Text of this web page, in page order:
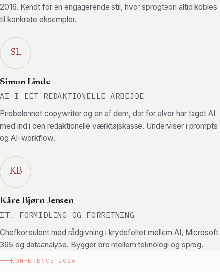
2016. Kendt for en engagerende stil, hvor sprogteori altid kobles
til konkrete eksempler.
SL
Simon Linde
AI I DET REDAKTIONELLE ARBEJDE
Prisbelønnet copywriter og en af dem, der for alvor har taget AI
med ind i den redaktionelle værktøjskasse. Underviser i prompts
og AI-workflow.
KB
Kåre Bjørn Jensen
IT, FORMIDLING OG FORRETNING
Chefkonsulent med rådgivning i krydsfeltet mellem AI, Microsoft
365 og dataanalyse. Bygger bro mellem teknologi og sprog.
KONFERENCE 2026